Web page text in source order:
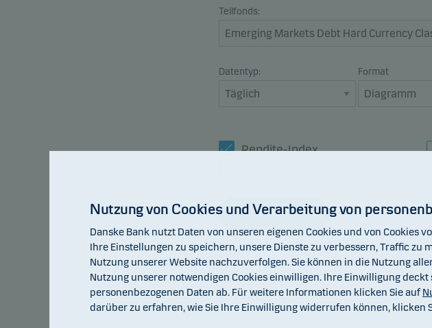
Teilfonds:
Datentyp: Format
Rendite-Index
Aktualisieren
103
104
105
Nutzung von Cookies und Verarbeitung von
Danske Bank nutzt Daten von unseren eigenen Cookies und von
Ihre Einstellungen zu speichern, unsere Dienste zu verbessern, Traffic
Nutzung unserer Website nachzuverfolgen. Sie können in die Nutzung
Nutzung unserer notwendigen Cookies einwilligen. Ihre Einwilligung
personenbezogenen Daten ab. Für weitere Informationen klicken Sie auf
darüber zu erfahren, wie Sie Ihre Einwilligung widerrufen können, klicken